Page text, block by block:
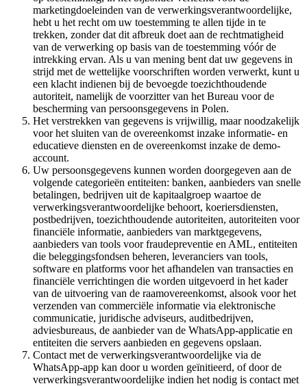
marketingdoeleinden van de verwerkingsverantwoordelijke,
hebt u het recht om uw toestemming te allen tijde in te
trekken, zonder dat dit afbreuk doet aan de rechtmatigheid
van de verwerking op basis van de toestemming vóór de
intrekking ervan. Als u van mening bent dat uw gegevens in
strijd met de wettelijke voorschriften worden verwerkt, kunt u
een klacht indienen bij de bevoegde toezichthoudende
autoriteit, namelijk de voorzitter van het Bureau voor de
bescherming van persoonsgegevens in Polen.
Het verstrekken van gegevens is vrijwillig, maar noodzakelijk
voor het sluiten van de overeenkomst inzake informatie- en
educatieve diensten en de overeenkomst inzake de demo-
account.
Uw persoonsgegevens kunnen worden doorgegeven aan de
volgende categorieën entiteiten: banken, aanbieders van snelle
betalingen, bedrijven uit de kapitaalgroep waartoe de
verwerkingsverantwoordelijke behoort, koeriersdiensten,
postbedrijven, toezichthoudende autoriteiten, autoriteiten voor
financiële informatie, aanbieders van marktgegevens,
aanbieders van tools voor fraudepreventie en AML, entiteiten
die beleggingsfondsen beheren, leveranciers van tools,
software en platforms voor het afhandelen van transacties en
financiële verrichtingen die worden uitgevoerd in het kader
van de uitvoering van de raamovereenkomst, alsook voor het
verzenden van commerciële informatie via elektronische
communicatie, juridische adviseurs, auditbedrijven,
adviesbureaus, de aanbieder van de WhatsApp-applicatie en
entiteiten die servers aanbieden en gegevens opslaan.
Contact met de verwerkingsverantwoordelijke via de
WhatsApp-app kan door u worden geïnitieerd, of door de
verwerkingsverantwoordelijke indien het nodig is contact met